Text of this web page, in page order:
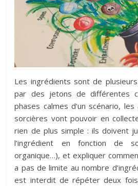
Les ingrédients sont de
par des jetons de différentes
phases calmes d’un scénario,
sorcières vont pouvoir en
rien de plus simple : ils doivent
l’ingrédient en fonction de
organique…), et expliquer
a pas de limite au nombre
est interdit de répéter deux